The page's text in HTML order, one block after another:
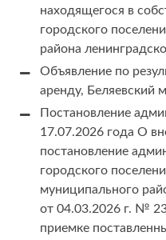
находящегося в
городского
района
Объявление по
аренду, Беляевский
Постановление
17.07.2026 года О
постановление
городского
муниципального
от 04.03.2026 г. №
приемке